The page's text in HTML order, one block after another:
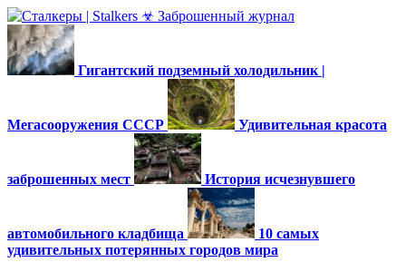
Гигантский подземный холодильник |
Мегасооружения СССР Удивительная красота
заброшенных мест История исчезнувшего
автомобильного кладбища
10 самых
удивительных потерянных городов мира